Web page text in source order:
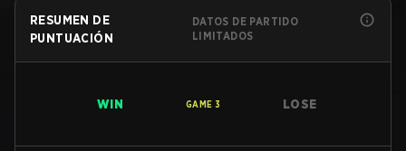
RESUMEN DE
PUNTUACIÓN
DATOS DE PARTIDO
LIMITADOS
WIN GAME 3 LOSE